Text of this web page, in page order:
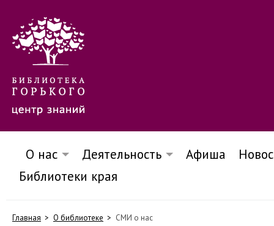
О нас Деятельность Афиша
Библиотеки края
Главная О библиотеке СМИ о нас